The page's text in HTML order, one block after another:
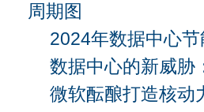
周期图
2024年数据中心
数据中心的新威胁
微软酝酿打造核动